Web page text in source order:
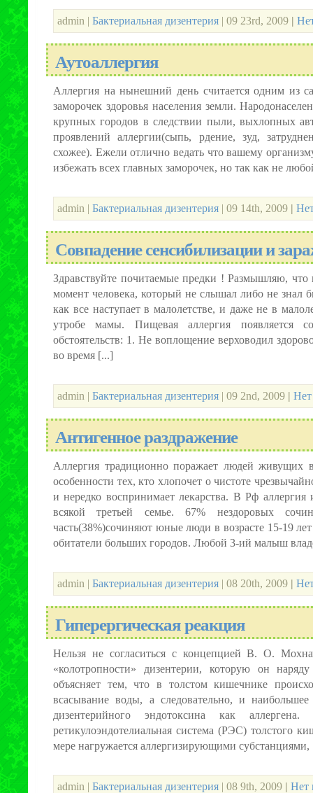
admin | Бактериальная дизентерия | 09 23rd, 2009 |
Аутоаллергия
Аллергия на нынешний день считается одним из
заморочек здоровья населения земли.
крупных городов в следствии пыли, выхлопных
проявлений аллергии(сыпь, рдение, зуд,
схожее). Ежели отлично ведать что вашему
избежать всех главных заморочек, но так как не
admin | Бактериальная дизентерия | 09 14th, 2009 |
Совпадение сенсибилизации и
Здравствуйте почитаемые предки ! Размышляю,
момент человека, который не слышал либо не знал
как все наступает в малолетстве, и даже не в
утробе мамы. Пищевая аллергия появляется
обстоятельств: 1. Не воплощение верховодил
во время [...]
admin | Бактериальная дизентерия | 09 2nd, 2009 | Нет
Антигенное раздражение
Аллергия традиционно поражает людей живущих
особенности тех, кто хлопочет о чистоте
и нередко воспринимает лекарства. В Рф аллергия
всякой третьей семье. 67% нездоровых
часть(38%)сочиняют юные люди в возрасте 15-19
обитатели больших городов. Любой 3-ий малыш
admin | Бактериальная дизентерия | 08 20th, 2009 |
Гиперергическая реакция
Нельзя не согласиться с концепцией В. О.
«колотропности» дизентерии, которую он
объясняет тем, что в толстом кишечнике
всасывание воды, а следовательно, и
дизентерийного эндотоксина как
ретикулоэндотелиальная система (РЭС) толстого
мере нагружается аллергизирующими субстанциями,
admin | Бактериальная дизентерия | 08 9th, 2009 | Нет